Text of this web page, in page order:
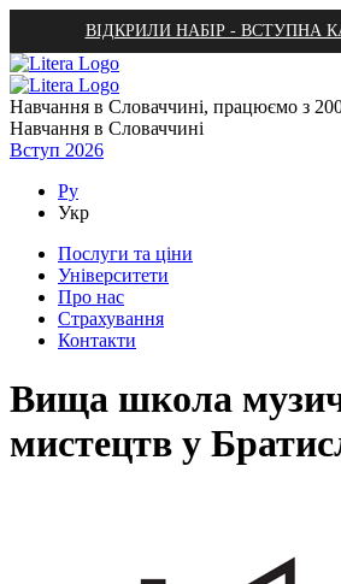
ВІДКРИЛИ НАБІР - ВСТУПНА
Навчання в Словаччині, працюємо з
Навчання в Словаччині
Вступ 2026
Ру
Укр
Послуги та ціни
Університети
Про нас
Страхування
Контакти
Вища школа
мистецтв у